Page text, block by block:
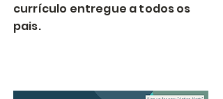
currículo entregue a todos os
pais.